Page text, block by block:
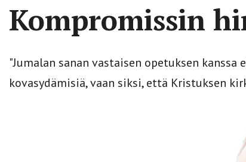
Kompromissin
"Jumalan sanan vastaisen opetuksen
kovasydämisiä, vaan siksi, että Kristuksen